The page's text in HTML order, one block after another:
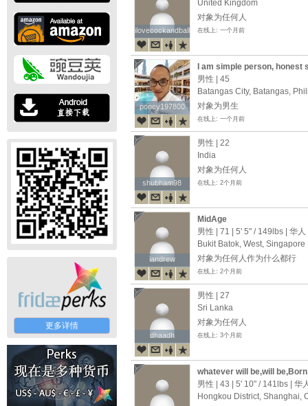
更多详情
ilovecockandballs
ilovecockandballs
United Kingdom
对象为任何人
在线上: 一个月前
poncy197800
poncy197800
I am simple person,
serious relationship i hope i
男性 | 45
Batangas City, Batangas,
对象为男生
在线上: 一个月前
shubham98
shubham98
男性 | 22
India
对象为任何人
在线上: 2个月前
iandrew
iandrew
MidAge
男性 | 71 | 5' 5" / 149lbs | 华人
Bukit Batok, West, Singapore
对象为任何人作为什么都行
在线上: 2个月前
dhaadh
dhaadh
男性 | 27
Sri Lanka
对象为任何人
在线上: 3个月前
whatever will be,will
男性 | 43 | 5' 10" / 141lbs | 华
Hongkou District, Shanghai,